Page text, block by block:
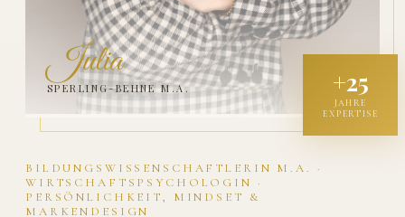
BILDUNGSWISSENSCHAFTLERIN M.A. ·
WIRTSCHAFTSPSYCHOLOGIN ·
PERSÖNLICHKEIT, MINDSET &
MARKENDESIGN
Julia
SPERLING-BEHNE M.A. +25
JAHRE
EXPERTISE